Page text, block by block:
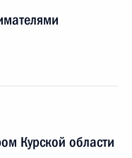
Курской области